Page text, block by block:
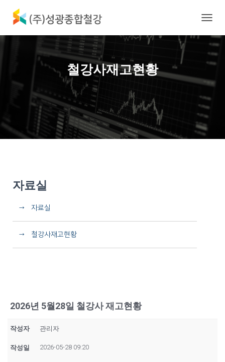
비
게
이
션
글
철강사재고현황
자료실
→ 자료실
→ 철강사재고현황
2026년 5월28일 철강사 재고현황
작성자 관리자
작성일 2026-05-28 09:20